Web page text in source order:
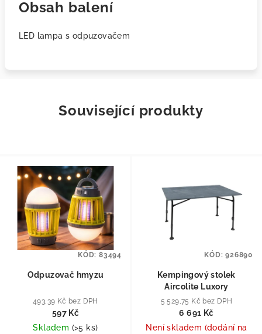
Obsah balení
LED lampa s odpuzovačem
Související produkty
Odpuzovač hmyzu
493,39 Kč bez DPH
597 Kč
Skladem (>5 ks)
KÓD: 83494
Kempingový stolek
Aircolite Luxory
5 529,75 Kč bez DPH
6 691 Kč
Není skladem (dodání na
KÓD:926890